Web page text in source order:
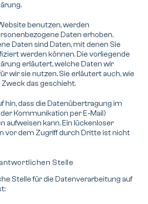
benutzen, werden
Daten erhoben.
Daten sind Daten, mit denen Sie
werden können. Die vorliegende
erläutert, welche Daten wir
wir sie nutzen. Sie erläutert auch, wie
das geschieht.
hin, dass die Datenübertragung im
Kommunikation per E-Mail)
aufweisen kann. Ein lückenloser
vor dem Zugriff durch Dritte ist nicht
Stelle
Stelle für die Datenverarbeitung auf